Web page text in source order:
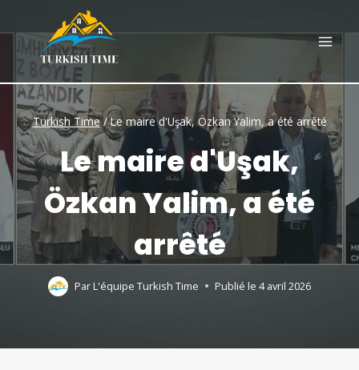
content
Turkish Time/Le maire d'Uşak, Özkan Yalim, a été arrêté
Le maire d'Uşak,
Özkan Yalim, a été
arrêté
Par L'équipe Turkish Time Publié le 4 avril 2026